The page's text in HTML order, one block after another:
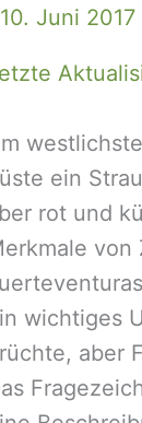
10. Juni 2017
ein
rot und
von
wichtiges
aber